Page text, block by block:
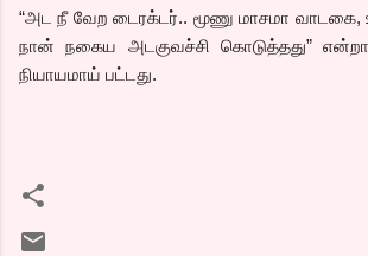
“அட நீ வேற டைரக்டர்.. மூணு மாசமா வாடகை,
நான் நகைய அடகுவச்சி கொடுத்தது”
நியாயமாய் பட்டது.